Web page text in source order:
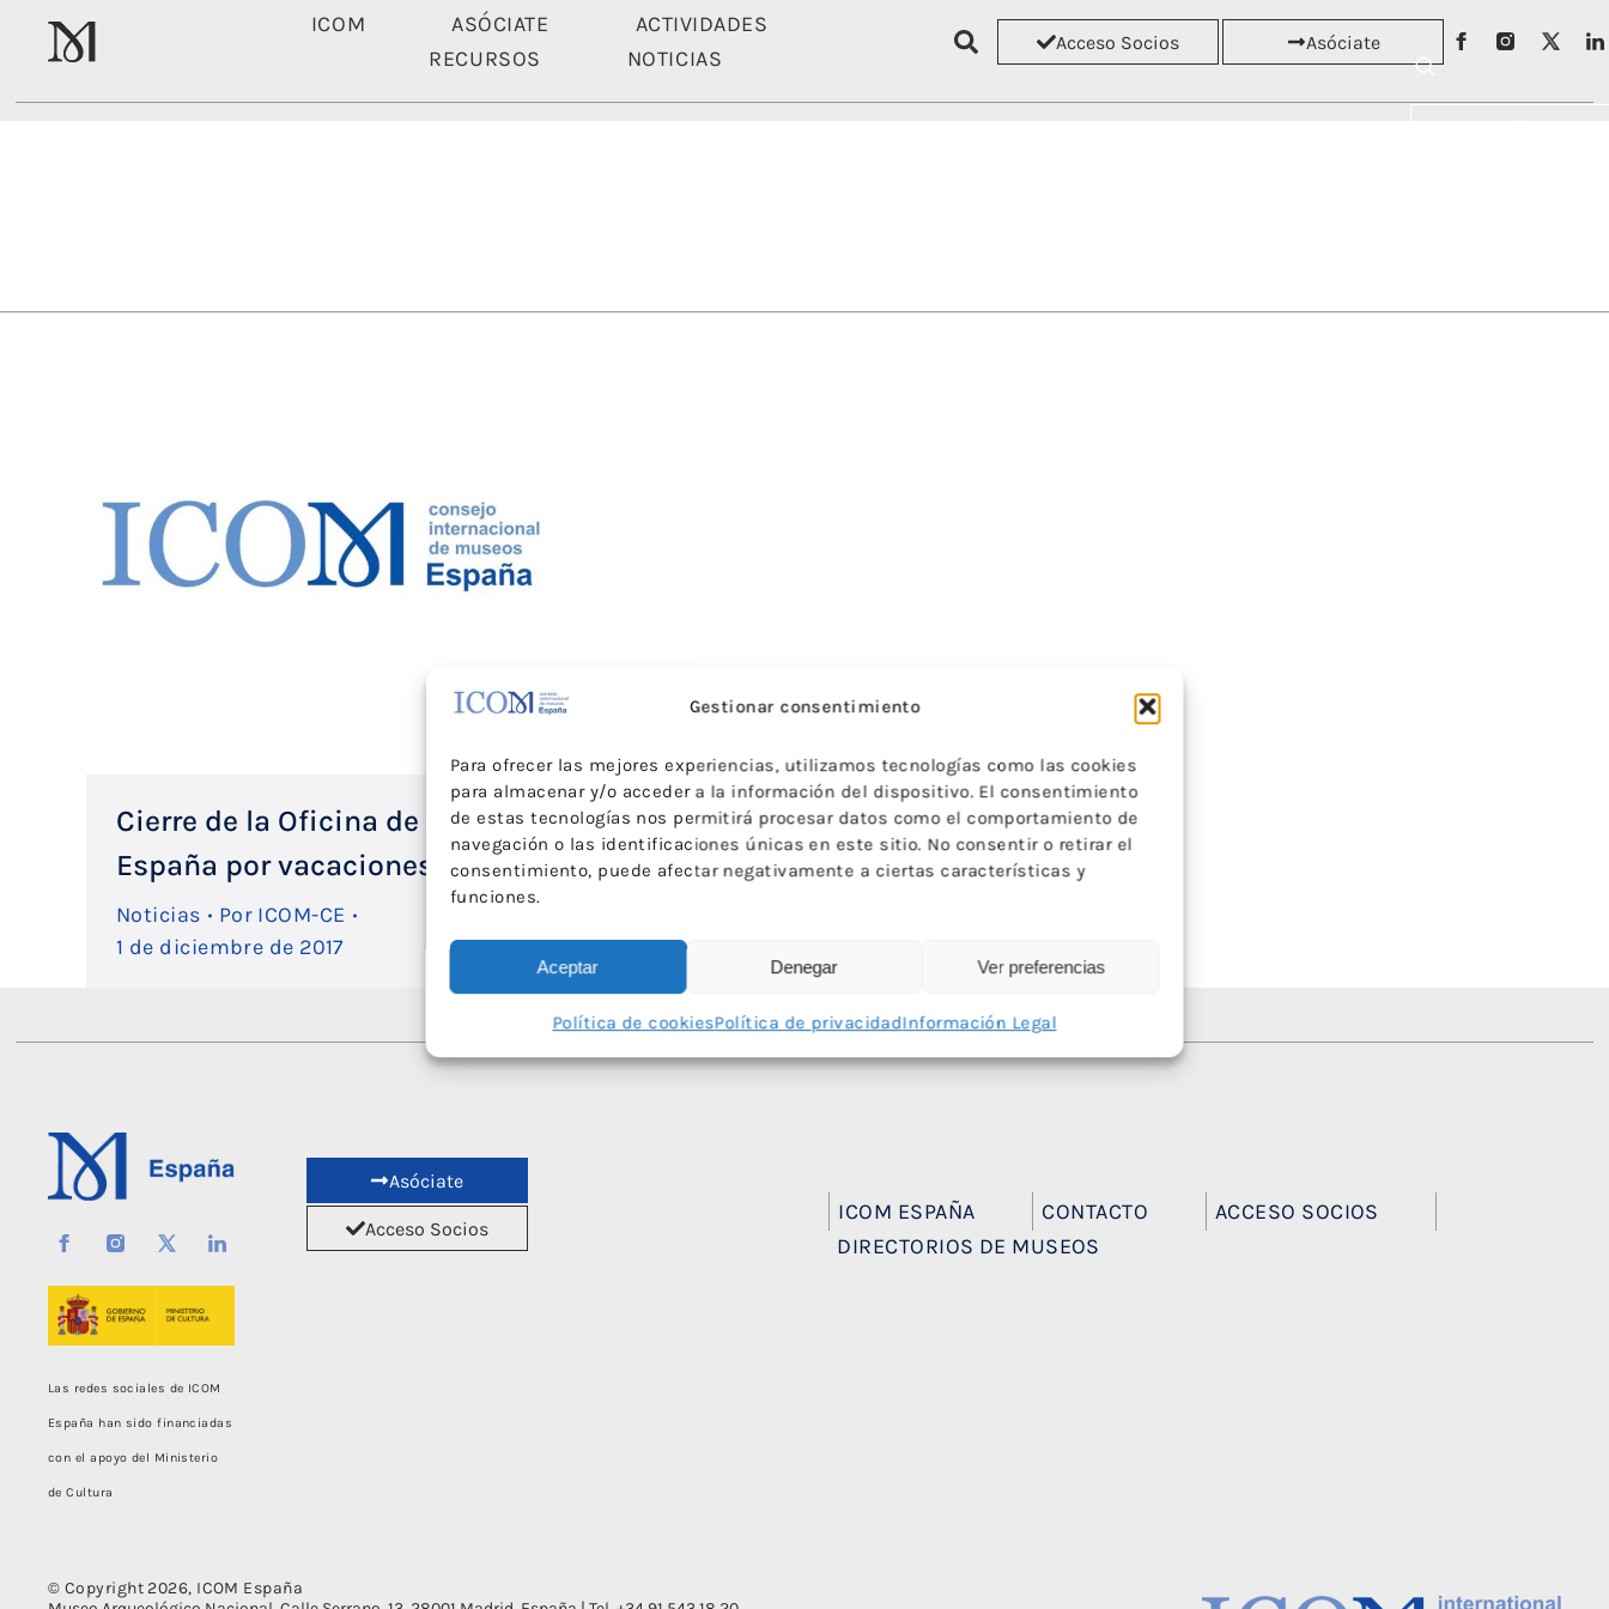
Gestionar consentimiento
Para ofrecer las mejores experiencias, utilizamos tecnologías como las cookies
para almacenar y/o acceder a la información del dispositivo. El consentimiento
de estas tecnologías nos permitirá procesar datos como el comportamiento de
navegación o las identificaciones únicas en este sitio. No consentir o retirar el
consentimiento, puede afectar negativamente a ciertas características y
funciones.
Aceptar Denegar Ver preferencias
Política de cookiesPolítica de privacidadInformación Legal
ICOM ASÓCIATE
ACTIVIDADES
RECURSOS
NOTICIAS
Acceso Socios Asóciate
Cierre de la Oficina de ICOM
España por vacaciones
Noticias Por ICOM-CE
1 de diciembre de 2017
Las redes sociales de ICOM
España han sido financiadas
con el apoyo del Ministerio
de Cultura
Asóciate
Acceso Socios
ICOM ESPAÑA CONTACTO
ACCESO SOCIOS
DIRECTORIOS DE MUSEOS
© Copyright 2026, ICOM España